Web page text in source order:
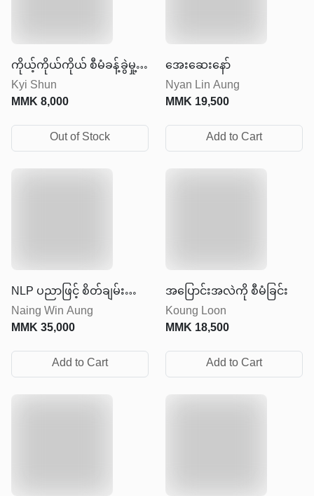
ကိုယ့်ကိုယ်ကိုယ် စီမံခန့်ခွဲမှု့
ပညာ
Kyi Shun
MMK8,000
Out of Stock
အေးဆေးနော်
Nyan Lin Aung
MMK19,500
Add to Cart
NLP ပညာဖြင့် စိတ်ချမ်းသာ
ပျော်ရွှင်သော စုံတွဲဆက်ဆံ
ရေး တည်ဆောက်ခြင်း
Naing Win Aung
MMK35,000
Add to Cart
အပြောင်းအလဲကို စီမံခြင်း
Koung Loon
MMK18,500
Add to Cart